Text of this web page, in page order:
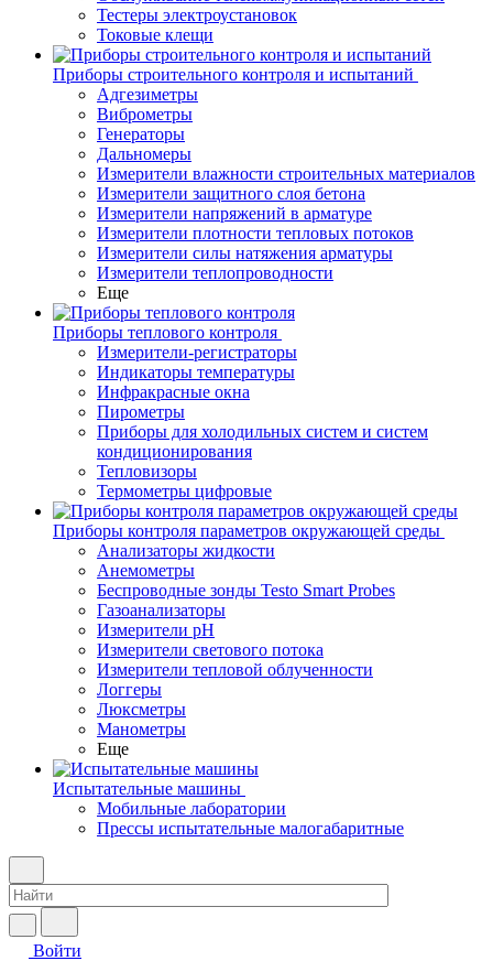
Тестеры электроустановок
Токовые клещи
Приборы строительного контроля и испытаний
Адгезиметры
Виброметры
Генераторы
Дальномеры
Измерители влажности строительных материалов
Измерители защитного слоя бетона
Измерители напряжений в арматуре
Измерители плотности тепловых потоков
Измерители силы натяжения арматуры
Измерители теплопроводности
Еще
Приборы теплового контроля
Измерители-регистраторы
Индикаторы температуры
Инфракрасные окна
Пирометры
Приборы для холодильных систем и систем
кондиционирования
Тепловизоры
Термометры цифровые
Приборы контроля параметров окружающей среды
Анализаторы жидкости
Анемометры
Беспроводные зонды Testo Smart Probes
Газоанализаторы
Измерители pH
Измерители светового потока
Измерители тепловой облученности
Логгеры
Люксметры
Манометры
Еще
Испытательные машины
Мобильные лаборатории
Прессы испытательные малогабаритные
Войти